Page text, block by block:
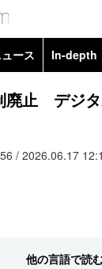
ース In-depth
廃止 デジ
/ 2026.06.17
他の言語で読